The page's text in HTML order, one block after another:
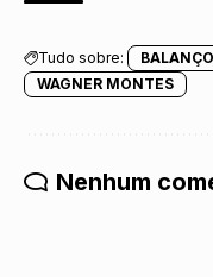
Tudo sobre:
WAGNER MONTES
Nenhum